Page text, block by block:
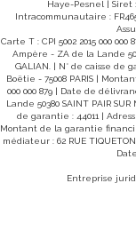
exposée plein SUD
fruitiers,
PVC double
optique. Son
Enfin, sa
un véritable
ENERGIE : D
usage standard :
l'énergie utilisés pour
PRIX : 238 000
Haye-Pesnel | Siret :
Intracommunautaire :
Carte T : CPI 5002 2015 000
Ampère - ZA de la Lande
GALIAN. | N° de caisse de
Boëtie - 75008 PARIS |
000 000 879 | Date de
Lande 50380 SAINT PAIR
de garantie : 44011 |
Montant de la garantie
médiateur : 62 RUE
Entreprise